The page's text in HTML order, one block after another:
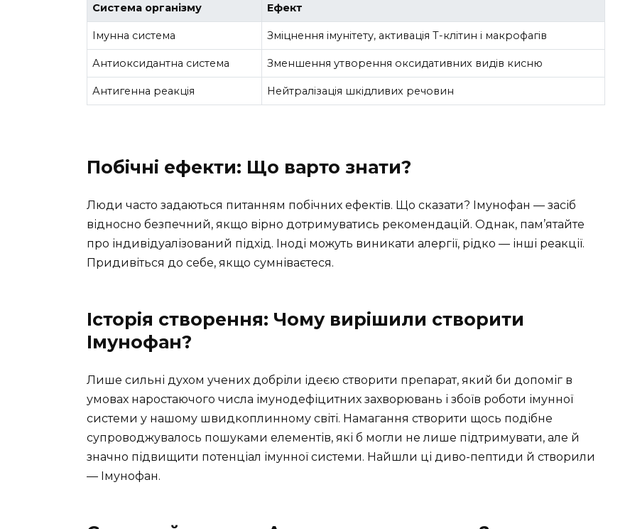
Система організму Ефект
Імунна система Зміцнення імунітету, активація Т-клітин і макрофагів
Антиоксидантна система Зменшення утворення оксидативних видів кисню
Антигенна реакція Нейтралізація шкідливих речовин
Побічні ефекти: Що варто знати?
Люди часто задаються питанням побічних ефектів. Що сказати? Імунофан — засіб
відносно безпечний, якщо вірно дотримуватись рекомендацій. Однак, пам’ятайте
про індивідуалізований підхід. Іноді можуть виникати алергії, рідко — інші реакції.
Придивіться до себе, якщо сумніваєтеся.
Історія створення: Чому вирішили створити
Імунофан?
Лише сильні духом учених добріли ідеєю створити препарат, який би допоміг в
умовах наростаючого числа імунодефіцитних захворювань і збоїв роботи імунної
системи у нашому швидкоплинному світі. Намагання створити щось подібне
супроводжувалось пошуками елементів, які б могли не лише підтримувати, але й
значно підвищити потенціал імунної системи. Найшли ці диво-пептиди й створили
— Імунофан.